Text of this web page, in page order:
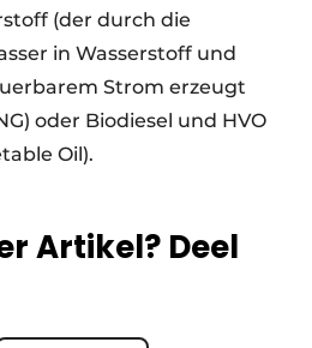
(der durch die
in Wasserstoff und
Strom erzeugt
oder Biodiesel und HVO
Oil).
Artikel? Deel